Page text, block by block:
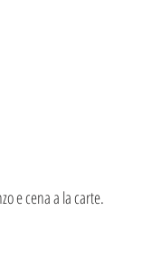
e cena a la carte.